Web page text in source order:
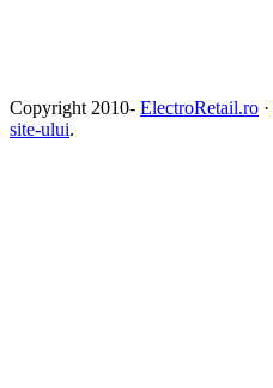
Copyright 2010- ElectroRetail.ro ·
site-ului.